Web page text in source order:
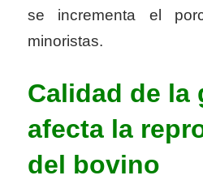
se incrementa el
minoristas.
Calidad de la
afecta la
del bovino